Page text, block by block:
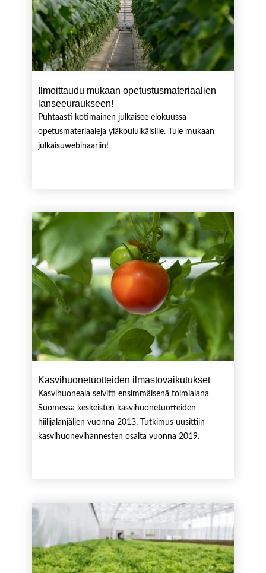
Ilmoittaudu mukaan opetustusmateriaalien
lanseeuraukseen!
Puhtaasti kotimainen julkaisee elokuussa
opetusmateriaaleja yläkouluikäisille. Tule mukaan
julkaisuwebinaariin!
Kasvihuonetuotteiden ilmastovaikutukset
Kasvihuoneala selvitti ensimmäisenä toimialana
Suomessa keskeisten kasvihuonetuotteiden
hiilijalanjäljen vuonna 2013. Tutkimus uusittiin
kasvihuonevihannesten osalta vuonna 2019.